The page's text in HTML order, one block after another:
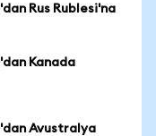
Rus Rublesi'na
Kanada
Avustralya